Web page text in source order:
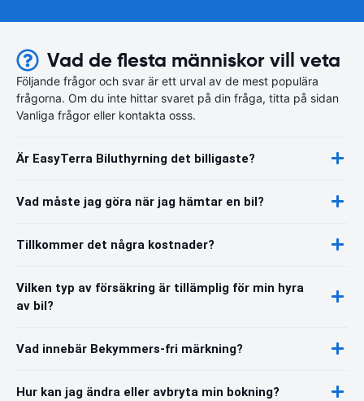
Vad de flesta människor vill veta
Följande frågor och svar är ett urval av de mest populära
frågorna. Om du inte hittar svaret på din fråga, titta på sidan
Vanliga frågor eller kontakta osss.
Är EasyTerra Biluthyrning det billigaste?
Vad måste jag göra när jag hämtar en bil?
Tillkommer det några kostnader?
Vilken typ av försäkring är tillämplig för min hyra
av bil?
Vad innebär Bekymmers-fri märkning?
Hur kan jag ändra eller avbryta min bokning?